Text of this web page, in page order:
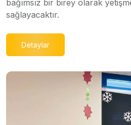
bağımsız bir birey olarak
sağlayacaktır.
Detaylar